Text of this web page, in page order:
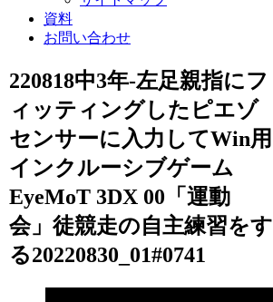
資料
お問い合わせ
220818中3年-左足親指にフ
ィッティングしたピエゾ
センサーに入力してWin用
インクルーシブゲーム
EyeMoT 3DX 00「運動
会」徒競走の自主練習をす
る20220830_01#0741